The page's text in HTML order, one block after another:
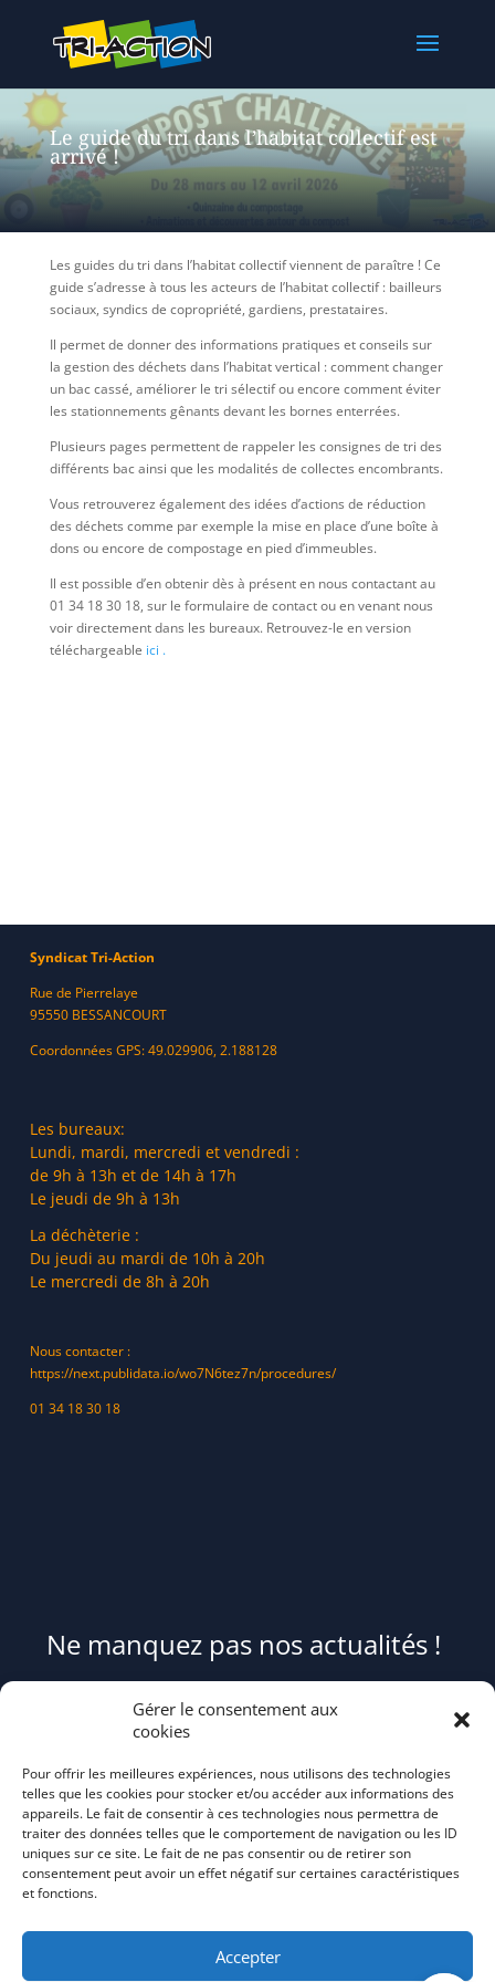
Gérer le consentement aux
cookies
Pour offrir les meilleures expériences, nous utilisons des technologies
telles que les cookies pour stocker et/ou accéder aux informations des
appareils. Le fait de consentir à ces technologies nous permettra de
traiter des données telles que le comportement de navigation ou les ID
uniques sur ce site. Le fait de ne pas consentir ou de retirer son
consentement peut avoir un effet négatif sur certaines caractéristiques
et fonctions.
Accepter
Le guide du tri dans l’habitat collectif est
arrivé !
Les guides du tri dans l’habitat collectif viennent de paraître ! Ce
guide s’adresse à tous les acteurs de l’habitat collectif : bailleurs
sociaux, syndics de copropriété, gardiens, prestataires.
Il permet de donner des informations pratiques et conseils sur
la gestion des déchets dans l’habitat vertical : comment changer
un bac cassé, améliorer le tri sélectif ou encore comment éviter
les stationnements gênants devant les bornes enterrées.
Plusieurs pages permettent de rappeler les consignes de tri des
différents bac ainsi que les modalités de collectes encombrants.
Vous retrouverez également des idées d’actions de réduction
des déchets comme par exemple la mise en place d’une boîte à
dons ou encore de compostage en pied d’immeubles.
Il est possible d’en obtenir dès à présent en nous contactant au
01 34 18 30 18, sur le formulaire de contact ou en venant nous
voir directement dans les bureaux. Retrouvez-le en version
téléchargeable ici .
Syndicat Tri-Action
Rue de Pierrelaye
95550 BESSANCOURT
Coordonnées GPS: 49.029906, 2.188128
Les bureaux:
Lundi, mardi, mercredi et vendredi :
de 9h à 13h et de 14h à 17h
Le jeudi de 9h à 13h
La déchèterie :
Du jeudi au mardi de 10h à 20h
Le mercredi de 8h à 20h
Nous contacter :
https://next.publidata.io/wo7N6tez7n/procedures/
01 34 18 30 18
Ne manquez pas nos actualités !
conseils et astuces pour mieux trier et réduire vos déchets,
vous au flash info bi-mensuel Tri Action!